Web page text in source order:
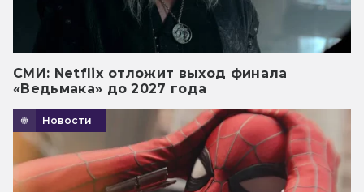
СМИ: Netflix отложит выход финала
«Ведьмака» до 2027 года
Новости